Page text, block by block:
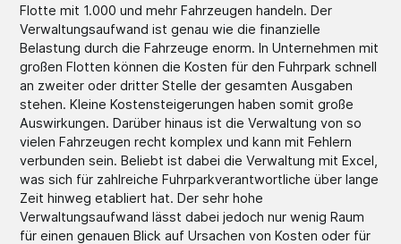
Flotte mit 1.000 und mehr Fahrzeugen handeln. Der
Verwaltungsaufwand ist genau wie die finanzielle
Belastung durch die Fahrzeuge enorm. In Unternehmen mit
großen Flotten können die Kosten für den Fuhrpark schnell
an zweiter oder dritter Stelle der gesamten Ausgaben
stehen. Kleine Kostensteigerungen haben somit große
Auswirkungen. Darüber hinaus ist die Verwaltung von so
vielen Fahrzeugen recht komplex und kann mit Fehlern
verbunden sein. Beliebt ist dabei die Verwaltung mit Excel,
was sich für zahlreiche Fuhrparkverantwortliche über lange
Zeit hinweg etabliert hat. Der sehr hohe
Verwaltungsaufwand lässt dabei jedoch nur wenig Raum
für einen genauen Blick auf Ursachen von Kosten oder für